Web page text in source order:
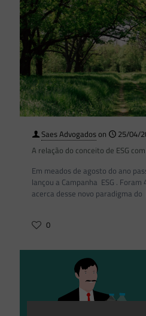
Saes Advogadoson
25/04/
A relação do conceito de ESG
Em meados de agosto do ano
lançou a Campanha ESG .
acerca desse novo paradigma do
0